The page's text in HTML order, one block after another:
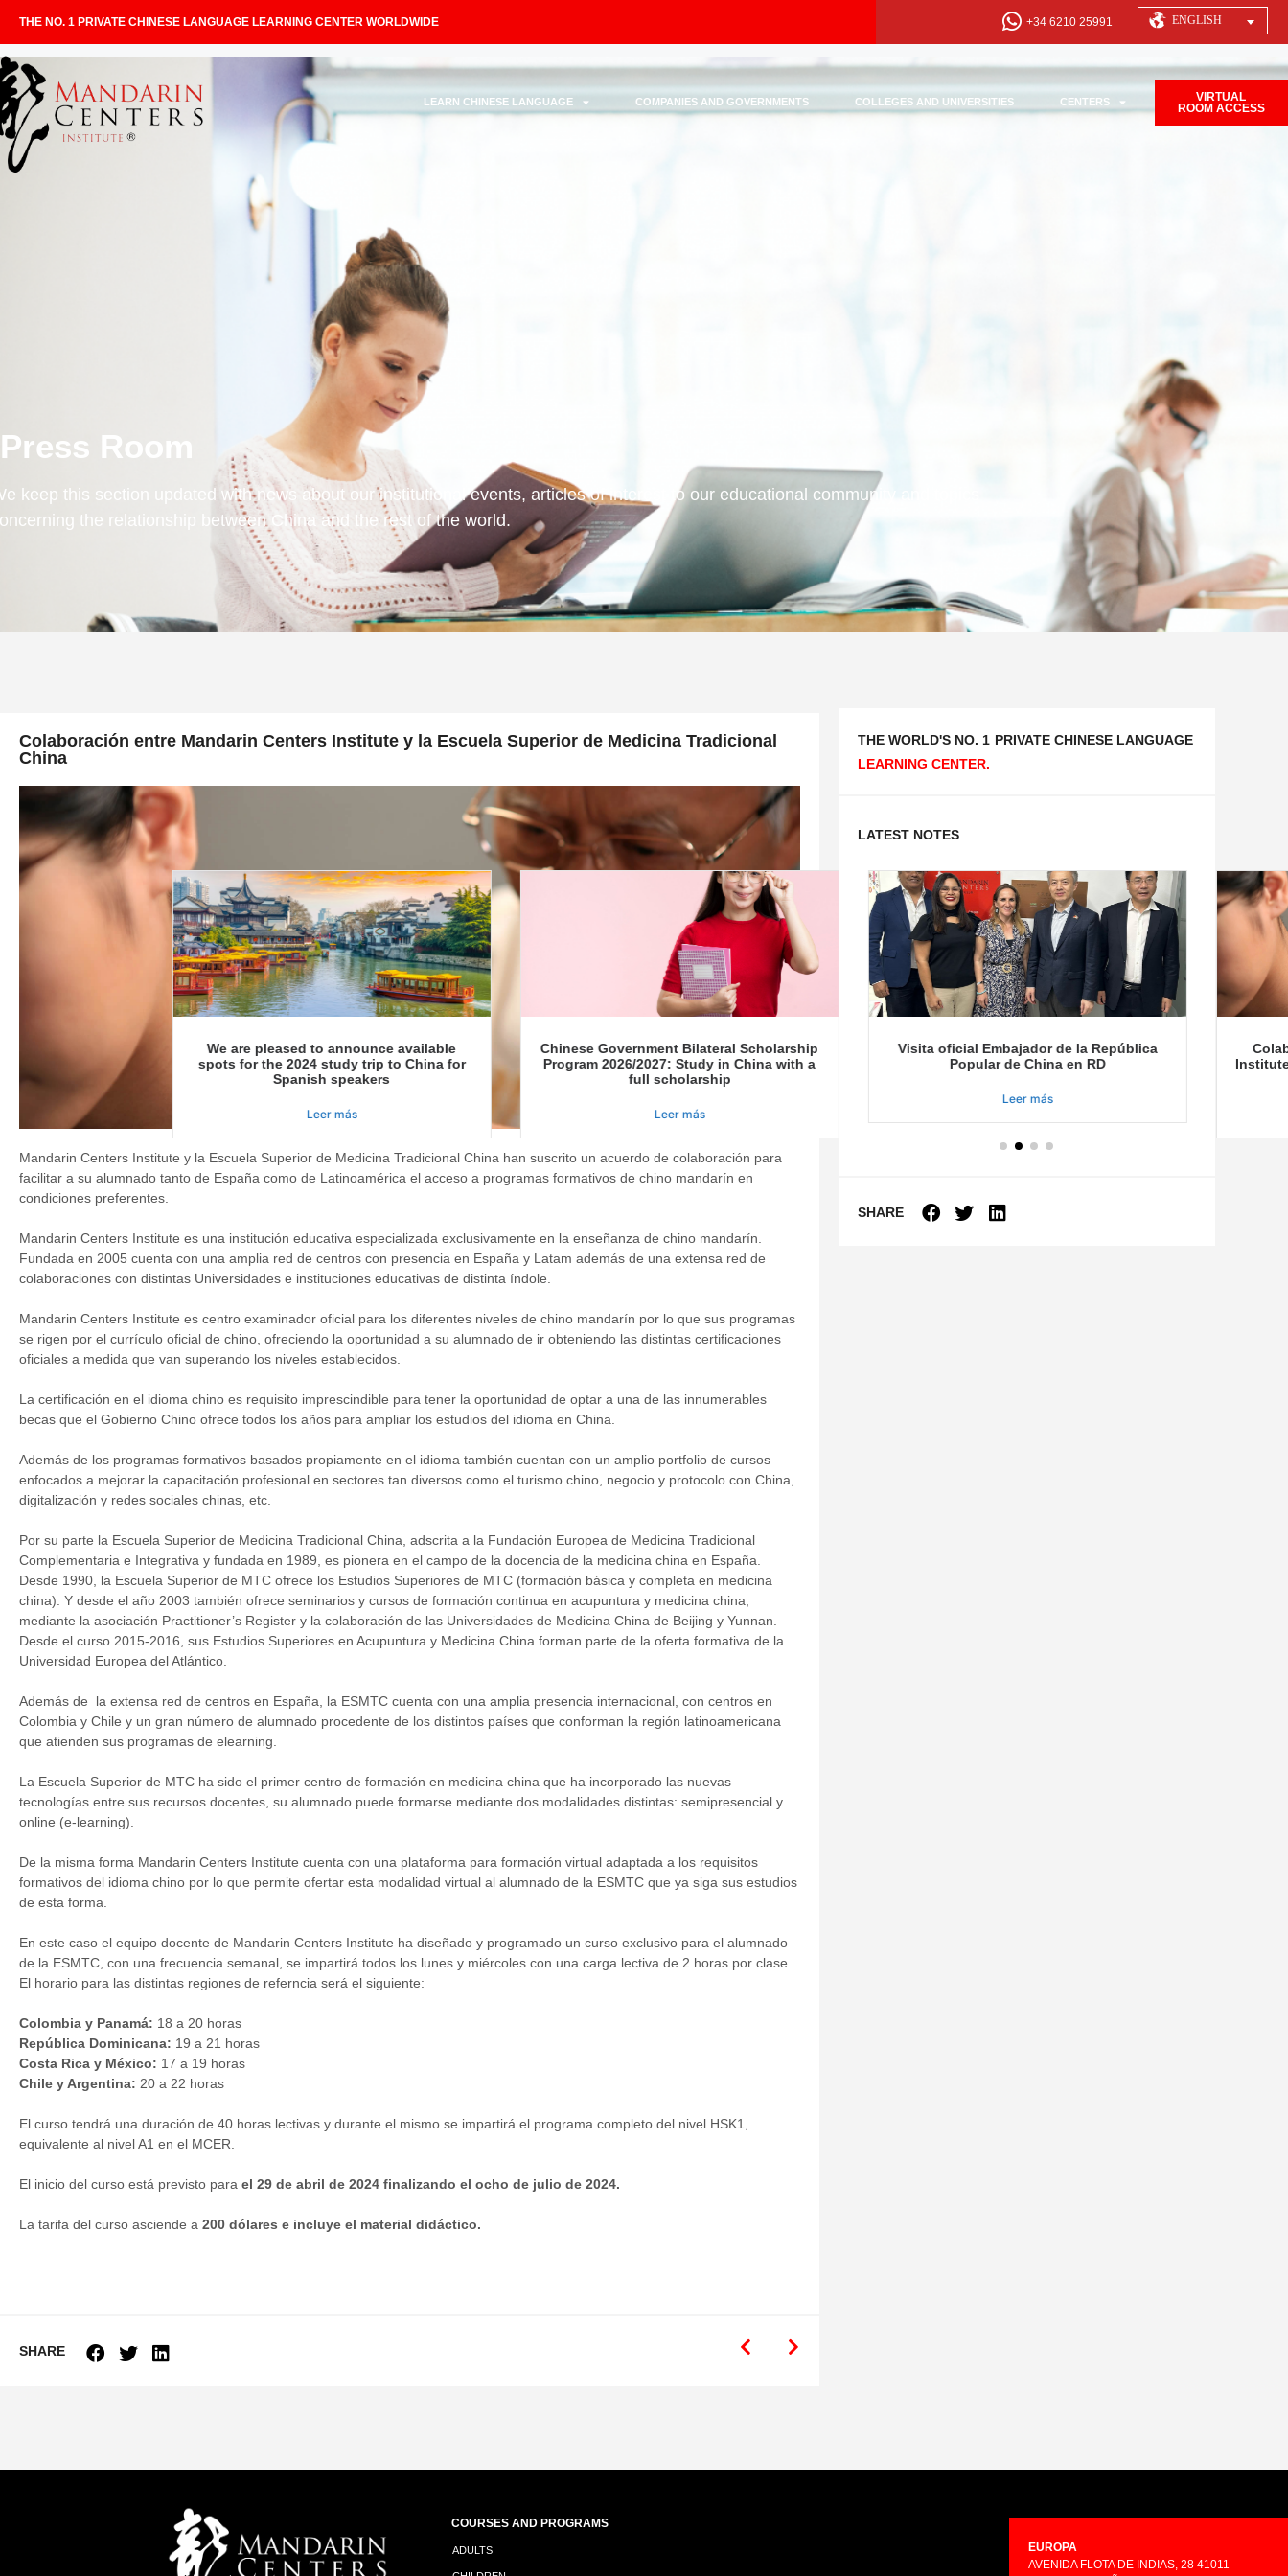
THE NO. 1 PRIVATE CHINESE LANGUAGE LEARNING CENTER WORLDWIDE +34 6210 25991 ENGLISH
LEARN CHINESE LANGUAGE COMPANIES AND GOVERNMENTS COLLEGES AND UNIVERSITIES CENTERS
VIRTUAL
ROOM ACCESS
Press Room
keep this section updated with news about our institutional events, articles of interest to our educational community and topics
the relationship between China and the rest of the world.
Colaboración entre Mandarin Centers Institute y la Escuela Superior de Medicina Tradicional
China
Mandarin Centers Institute y la Escuela Superior de Medicina Tradicional China han suscrito un acuerdo de colaboración para
facilitar a su alumnado tanto de España como de Latinoamérica el acceso a programas formativos de chino mandarín en
condiciones preferentes.
Mandarin Centers Institute es una institución educativa especializada exclusivamente en la enseñanza de chino mandarín.
Fundada en 2005 cuenta con una amplia red de centros con presencia en España y Latam además de una extensa red de
colaboraciones con distintas Universidades e instituciones educativas de distinta índole.
Mandarin Centers Institute es centro examinador oficial para los diferentes niveles de chino mandarín por lo que sus programas
se rigen por el currículo oficial de chino, ofreciendo la oportunidad a su alumnado de ir obteniendo las distintas certificaciones
oficiales a medida que van superando los niveles establecidos.
La certificación en el idioma chino es requisito imprescindible para tener la oportunidad de optar a una de las innumerables
becas que el Gobierno Chino ofrece todos los años para ampliar los estudios del idioma en China.
Además de los programas formativos basados propiamente en el idioma también cuentan con un amplio portfolio de cursos
enfocados a mejorar la capacitación profesional en sectores tan diversos como el turismo chino, negocio y protocolo con China,
digitalización y redes sociales chinas, etc.
Por su parte la Escuela Superior de Medicina Tradicional China, adscrita a la Fundación Europea de Medicina Tradicional
Complementaria e Integrativa y fundada en 1989, es pionera en el campo de la docencia de la medicina china en España.
Desde 1990, la Escuela Superior de MTC ofrece los Estudios Superiores de MTC (formación básica y completa en medicina
china). Y desde el año 2003 también ofrece seminarios y cursos de formación continua en acupuntura y medicina china,
mediante la asociación Practitioner’s Register y la colaboración de las Universidades de Medicina China de Beijing y Yunnan.
Desde el curso 2015-2016, sus Estudios Superiores en Acupuntura y Medicina China forman parte de la oferta formativa de la
Universidad Europea del Atlántico.
Además de la extensa red de centros en España, la ESMTC cuenta con una amplia presencia internacional, con centros en
Colombia y Chile y un gran número de alumnado procedente de los distintos países que conforman la región latinoamericana
que atienden sus programas de elearning.
La Escuela Superior de MTC ha sido el primer centro de formación en medicina china que ha incorporado las nuevas
tecnologías entre sus recursos docentes, su alumnado puede formarse mediante dos modalidades distintas: semipresencial y
online (e-learning).
De la misma forma Mandarin Centers Institute cuenta con una plataforma para formación virtual adaptada a los requisitos
formativos del idioma chino por lo que permite ofertar esta modalidad virtual al alumnado de la ESMTC que ya siga sus estudios
de esta forma.
En este caso el equipo docente de Mandarin Centers Institute ha diseñado y programado un curso exclusivo para el alumnado
de la ESMTC, con una frecuencia semanal, se impartirá todos los lunes y miércoles con una carga lectiva de 2 horas por clase.
El horario para las distintas regiones de referncia será el siguiente:
Colombia y Panamá: 18 a 20 horas
República Dominicana: 19 a 21 horas
Costa Rica y México: 17 a 19 horas
Chile y Argentina: 20 a 22 horas
El curso tendrá una duración de 40 horas lectivas y durante el mismo se impartirá el programa completo del nivel HSK1,
equivalente al nivel A1 en el MCER.
El inicio del curso está previsto para el 29 de abril de 2024 finalizando el ocho de julio de 2024.
La tarifa del curso asciende a 200 dólares e incluye el material didáctico.
SHARE
THE WORLD'S NO. 1 PRIVATE CHINESE LANGUAGE
LEARNING CENTER.
LATEST NOTES
We are pleased to announce available
spots for the 2024 study trip to China for
Spanish speakers
Leer más
Chinese Government Bilateral Scholarship
Program 2026/2027: Study in China with a
full scholarship
Leer más
Visita oficial Embajador de la República
Popular de China en RD
Leer más
SHARE
COURSES AND PROGRAMS
ADULTS
EUROPA
AVENIDA FLOTA DE INDIAS, 28 41011